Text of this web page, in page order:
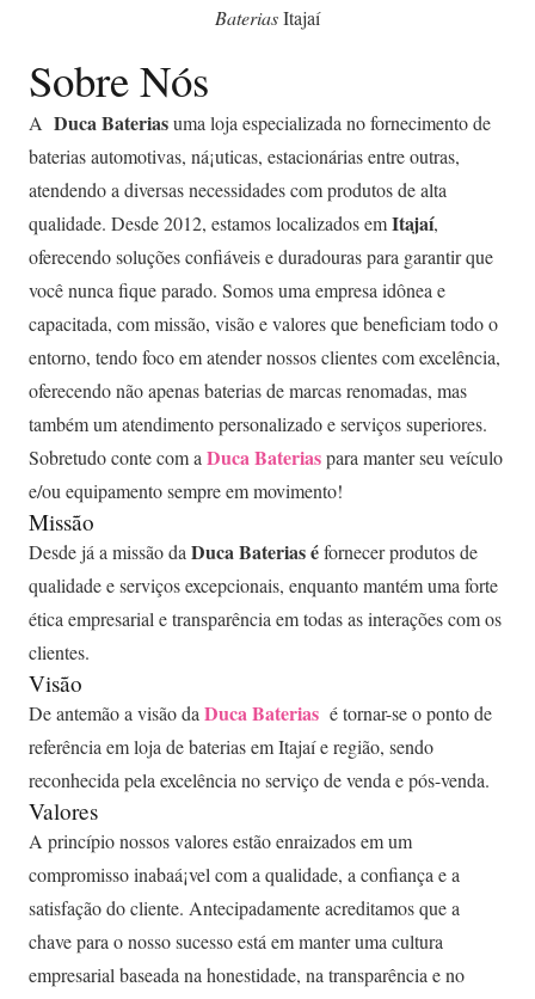
BateriasItajaí
Sobre Nós
A Duca Bateriasuma loja especializada no fornecimento de
baterias automotivas, ná¡uticas, estacionárias entre outras,
atendendo a diversas necessidades com produtos de alta
qualidade. Desde 2012, estamos localizados emItajaí,
oferecendo soluções confiáveis e duradouras para garantir que
você nunca fique parado. Somos uma empresa idônea e
capacitada, com missão, visão e valores que beneficiam todo o
entorno, tendo foco em atender nossos clientes com excelência,
oferecendo não apenas baterias de marcas renomadas, mas
também um atendimento personalizado e serviços superiores.
Sobretudo conte com a Duca Bateriaspara manter seu veí­culo
e/ou equipamento sempre em movimento!
Missão
Desde já a missão da Duca Baterias éfornecer produtos de
qualidade e serviços excepcionais, enquanto mantém uma forte
ética empresarial e transparência em todas as interações com os
clientes.
Visão
De antemão a visão da Duca Baterias é tornar-se o ponto de
referência em loja de baterias em Itajaí e região, sendo
reconhecida pela excelência no serviço de venda e pós-venda.
Valores
A princí­pio nossos valores estão enraizados em um
compromisso inabaá¡vel com a qualidade, a confiança e a
satisfação do cliente. Antecipadamente acreditamos que a
chave para o nosso sucesso está em manter uma cultura
empresarial baseada na honestidade, na transparência e no